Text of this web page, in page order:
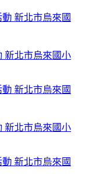
新北市烏來國小
新北市烏來國小